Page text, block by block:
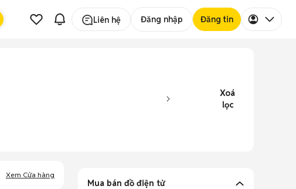
Liên hệ Đăng nhập Đăng tin
Xoá
lọc
Xem Cửa hàng
Mua bán đồ điện tử